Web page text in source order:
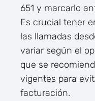
651 y marcarlo
Es crucial tener
las llamadas
variar según el
que se
vigentes para
facturación.